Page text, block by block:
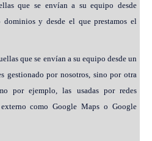
que se envían a su equipo desde
dominios y desde el que prestamos el
que se envían a su equipo desde un
gestionado por nosotros, sino por otra
por ejemplo, las usadas por redes
como Google Maps o Google